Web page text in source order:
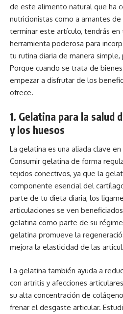
de este alimento natural que ha
nutricionistas como a amantes
terminar este artículo, tendrás en
herramienta poderosa para
tu rutina diaria de manera
Porque cuando se trata de
empezar a disfrutar de los
ofrece.
1. Gelatina para la salud
y los huesos
La gelatina es una aliada clave
Consumir gelatina de forma
tejidos conectivos, ya que la
componente esencial del
parte de tu dieta diaria, los
articulaciones se ven
gelatina como parte de su
gelatina promueve la
mejora la elasticidad de las
La gelatina también ayuda a
con artritis y afecciones
su alta concentración de
frenar el desgaste articular.